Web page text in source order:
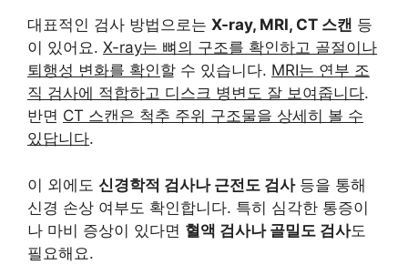
대표적인 검사 방법으로는 X-ray, MRI, CT 스캔 등
이 있어요. X-ray는 뼈의 구조를 확인하고 골절이나
퇴행성 변화를 확인할 수 있습니다. MRI는 연부 조
직 검사에 적합하고 디스크 병변도 잘 보여줍니다.
반면 CT 스캔은 척추 주위 구조물을 상세히 볼 수
있답니다.
이 외에도 신경학적 검사나 근전도 검사등을 통해
신경 손상 여부도 확인합니다. 특히 심각한 통증이
나 마비 증상이 있다면 혈액 검사나 골밀도 검사도
필요해요.